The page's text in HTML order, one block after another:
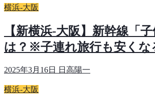
横浜-大阪
【新横浜-大阪】新幹線「子
は？※子連れ旅行も安くな
2025年3月16日 日高陽一
横浜-大阪